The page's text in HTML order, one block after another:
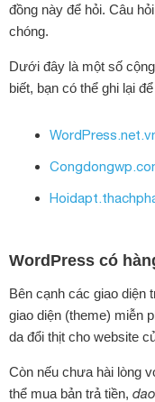
đồng này để hỏi. Câu
chóng.
Dưới đây là một số
biết, bạn có thể ghi lại
WordPress có
Bên cạnh các giao diện
giao diện (theme) miễn
da đổi thịt cho website
Còn nếu chưa hài lòng
thể mua bản trả tiền,